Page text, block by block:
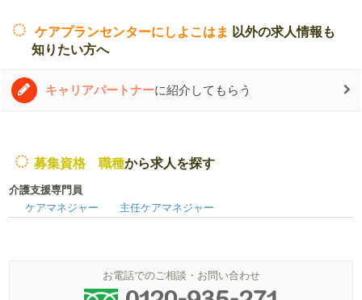
ケアプランセンターにしよこはま 以外の求人情報も
知りたい方へ
キャリアパートナーに紹介してもらう
募集資格 職種から求人を探す
介護支援専門員
ケアマネジャー
主任ケアマネジャー
お電話でのご相談・お問い合わせ